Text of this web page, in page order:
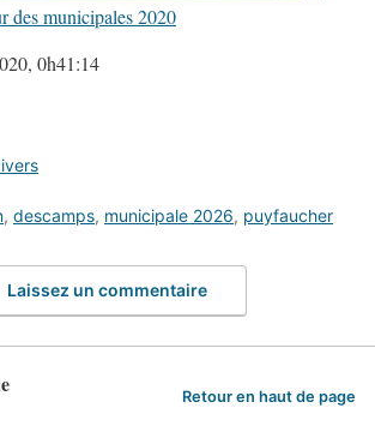
des municipales 2020
0h41:14
, descamps, municipale 2026, puyfaucher
Laissez un commentaire
Retour en haut de page